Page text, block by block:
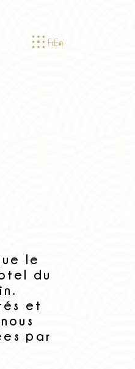
FrEn
le
du
et
par